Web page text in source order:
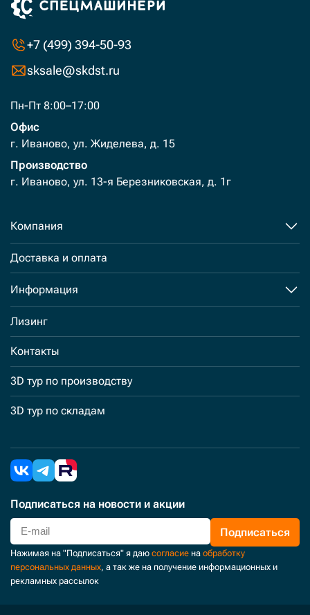
+7 (499) 394-50-93
sksale@skdst.ru
Пн-Пт 8:00–17:00
Офис
г. Иваново, ул. Жиделева, д. 15
Производство
г. Иваново, ул. 13-я Березниковская, д. 1г
Компания
Доставка и оплата
Информация
Лизинг
Контакты
3D тур по производству
3D тур по складам
Подписаться на новости и акции
Подписаться
Нажимая на "Подписаться" я даю согласие на обработку
персональных данных, а так же на получение информационных и
рекламных рассылок